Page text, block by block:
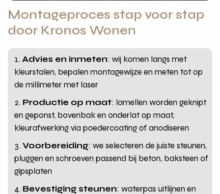
Montageproces stap voor stap
door Kronos Wonen
Advies en inmeten: wij komen langs met
kleurstalen, bepalen montagewijze en meten tot op
de millimeter met laser
Productie op maat: lamellen worden geknipt
en geponst, bovenbak en onderlat op maat,
kleurafwerking via poedercoating of anodiseren
Voorbereiding: we selecteren de juiste steunen,
pluggen en schroeven passend bij beton, baksteen of
gipsplaten
Bevestiging steunen: waterpas uitlijnen en